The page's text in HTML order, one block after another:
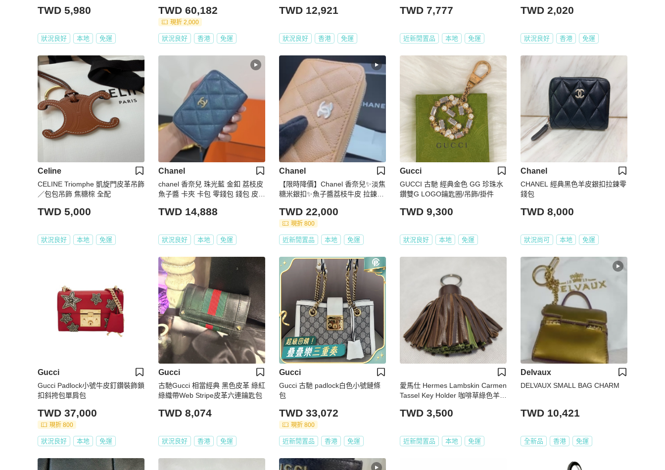
TWD 5,980
狀況良好 本地 免運
TWD 60,182
現折 2,000
狀況良好 香港 免運
TWD 12,921
狀況良好 香港 免運
TWD 7,777
近新閒置品 本地 免運
TWD 2,020
狀況良好 香港 免運
Celine
CELINE Triomphe 凱旋門皮革吊飾
／包包吊飾 焦糖棕 全配
TWD 5,000
狀況良好 本地 免運
Chanel
chanel 香奈兒 珠光藍 金釦 荔枝皮
魚子醬 卡夾 卡包 零錢包 錢包 皮夾
TWD 14,888
狀況良好 本地 免運
Chanel
【限時降價】Chanel 香奈兒✨淡焦
糖米銀扣✨魚子醬荔枝牛皮 拉鍊零
書)
TWD 22,000
現折 800
近新閒置品 本地 免運
Gucci
GUCCI 古馳 經典金色 GG 珍珠水
鑽雙G LOGO鑰匙圈/吊飾/掛件
TWD 9,300
狀況良好 本地 免運
Chanel
CHANEL 經典黑色羊皮銀扣拉鍊零
錢包
TWD 8,000
狀況尚可 本地 免運
Gucci
Gucci Padlock小號牛皮釘鑽裝飾鎖
扣斜挎包單肩包
TWD 37,000
現折 800
狀況良好 本地 免運
Gucci
古馳Gucci 相當經典 黑色皮革 綠紅
綠織帶Web Stripe皮革六連鑰匙包
TWD 8,074
狀況良好 香港 免運
Gucci
Gucci 古馳 padlock白色小號鏈條
包
TWD 33,072
現折 800
近新閒置品 香港 免運
愛馬仕 Hermes Lambskin Carmen
Tassel Key Holder 咖啡草綠色羊皮
TWD 3,500
近新閒置品 本地 免運
Delvaux
DELVAUX SMALL BAG CHARM
TWD 10,421
全新品 香港 免運